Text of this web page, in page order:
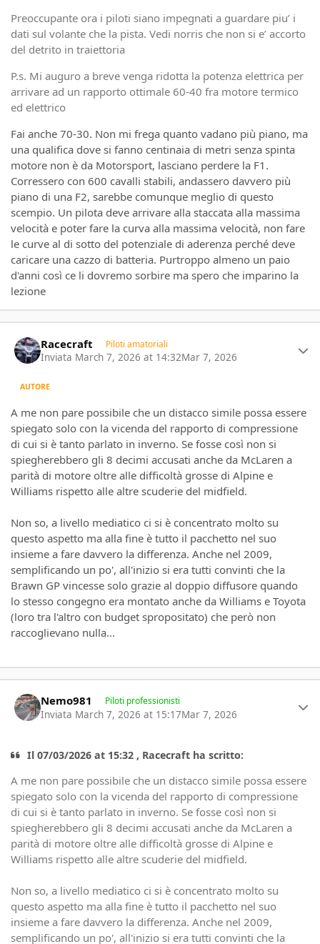
Preoccupante ora i piloti siano impegnati a guardare piu’ i
dati sul volante che la pista. Vedi norris che non si e’ accorto
del detrito in traiettoria
P.s. Mi auguro a breve venga ridotta la potenza elettrica per
arrivare ad un rapporto ottimale 60-40 fra motore termico
ed elettrico
Fai anche 70-30. Non mi frega quanto vadano più piano, ma
una qualifica dove si fanno centinaia di metri senza spinta
motore non è da Motorsport, lasciano perdere la F1.
Corressero con 600 cavalli stabili, andassero davvero più
piano di una F2, sarebbe comunque meglio di questo
scempio. Un pilota deve arrivare alla staccata alla massima
velocità e poter fare la curva alla massima velocità, non fare
le curve al di sotto del potenziale di aderenza perché deve
caricare una cazzo di batteria. Purtroppo almeno un paio
d'anni così ce li dovremo sorbire ma spero che imparino la
lezione
Racecraft Piloti amatoriali
Inviata March 7, 2026 at 14:32Mar 7, 2026
AUTORE
A me non pare possibile che un distacco simile possa essere
spiegato solo con la vicenda del rapporto di compressione
di cui si è tanto parlato in inverno. Se fosse così non si
spiegherebbero gli 8 decimi accusati anche da McLaren a
parità di motore oltre alle difficoltà grosse di Alpine e
Williams rispetto alle altre scuderie del midfield.
Non so, a livello mediatico ci si è concentrato molto su
questo aspetto ma alla fine è tutto il pacchetto nel suo
insieme a fare davvero la differenza. Anche nel 2009,
semplificando un po', all'inizio si era tutti convinti che la
Brawn GP vincesse solo grazie al doppio diffusore quando
lo stesso congegno era montato anche da Williams e Toyota
(loro tra l'altro con budget spropositato) che però non
raccoglievano nulla...
Nemo981 Piloti professionisti
Inviata March 7, 2026 at 15:17Mar 7, 2026
Il 07/03/2026 at 15:32 , Racecraft ha scritto:
A me non pare possibile che un distacco simile possa essere
spiegato solo con la vicenda del rapporto di compressione
di cui si è tanto parlato in inverno. Se fosse così non si
spiegherebbero gli 8 decimi accusati anche da McLaren a
parità di motore oltre alle difficoltà grosse di Alpine e
Williams rispetto alle altre scuderie del midfield.
Non so, a livello mediatico ci si è concentrato molto su
questo aspetto ma alla fine è tutto il pacchetto nel suo
insieme a fare davvero la differenza. Anche nel 2009,
semplificando un po', all'inizio si era tutti convinti che la